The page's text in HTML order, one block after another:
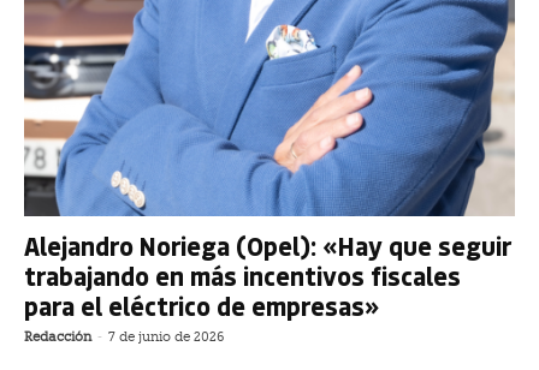
Alejandro Noriega (Opel): «Hay que seguir
trabajando en más incentivos fiscales
para el eléctrico de empresas»
Redacción - 7 de junio de 2026